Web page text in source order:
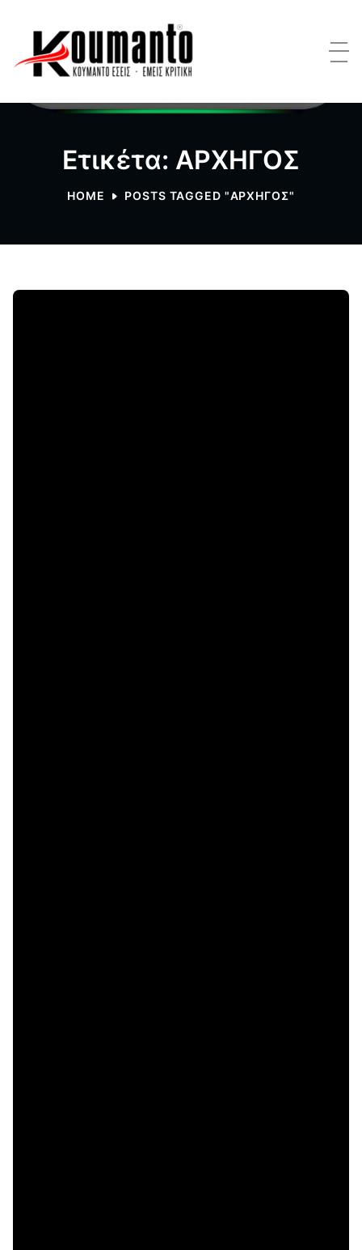
Ετικέτα: ΑΡΧΗΓΟΣ
HOME POSTS TAGGED "ΑΡΧΗΓΟΣ"